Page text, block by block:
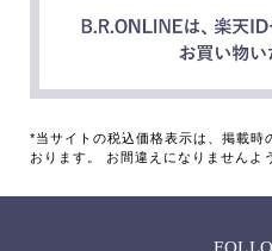
*当サイトの税込価格表示は、掲載時
おります。 お間違えになりませんよ